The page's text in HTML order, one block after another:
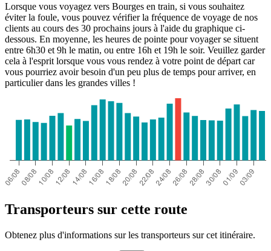
Lorsque vous voyagez vers Bourges en train, si vous souhaitez
éviter la foule, vous pouvez vérifier la fréquence de voyage de nos
clients au cours des 30 prochains jours à l'aide du graphique ci-
dessous. En moyenne, les heures de pointe pour voyager se situent
entre 6h30 et 9h le matin, ou entre 16h et 19h le soir. Veuillez garder
cela à l'esprit lorsque vous vous rendez à votre point de départ car
vous pourriez avoir besoin d'un peu plus de temps pour arriver, en
particulier dans les grandes villes !
Transporteurs sur cette route
Obtenez plus d'informations sur les transporteurs sur cet itinéraire.